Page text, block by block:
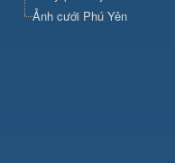
Ảnh cưới Phú Yên